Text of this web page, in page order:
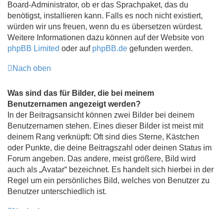
Board-Administrator, ob er das Sprachpaket, das du
benötigst, installieren kann. Falls es noch nicht existiert,
würden wir uns freuen, wenn du es übersetzen würdest.
Weitere Informationen dazu können auf der Website von
phpBB Limited oder auf phpBB.de gefunden werden.
Nach oben
Was sind das für Bilder, die bei meinem
Benutzernamen angezeigt werden?
In der Beitragsansicht können zwei Bilder bei deinem
Benutzernamen stehen. Eines dieser Bilder ist meist mit
deinem Rang verknüpft: Oft sind dies Sterne, Kästchen
oder Punkte, die deine Beitragszahl oder deinen Status im
Forum angeben. Das andere, meist größere, Bild wird
auch als „Avatar“ bezeichnet. Es handelt sich hierbei in der
Regel um ein persönliches Bild, welches von Benutzer zu
Benutzer unterschiedlich ist.